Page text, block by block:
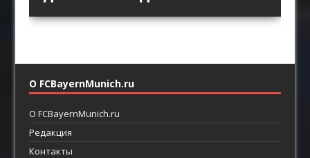
футбол
линиями
О FCBayernMunich.ru
О FCBayernMunich.ru
Редакция
Контакты